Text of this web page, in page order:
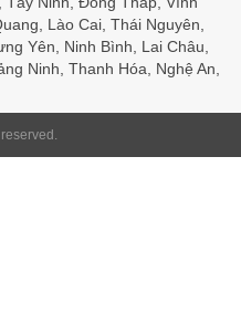
Lào Cai, Thái Nguyên,
Yên, Ninh Bình, Lai Châu,
Ninh, Thanh Hóa, Nghệ An,